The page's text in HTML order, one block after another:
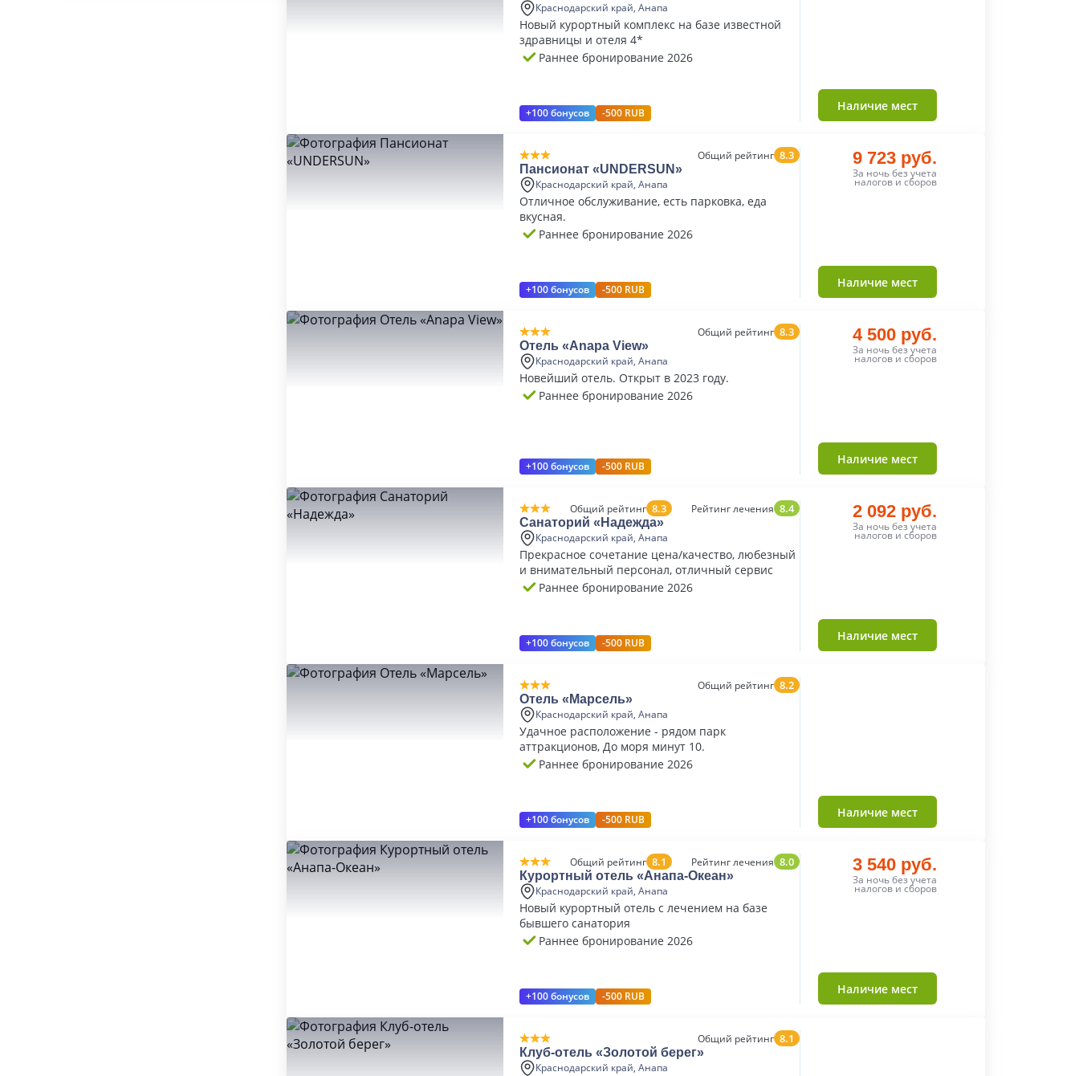
Краснодарский край, Анапа
Новый курортный комплекс на базе известной
здравницы и отеля 4*
Раннее бронирование 2026
+100 бонусов -500 RUB Наличие мест
Общий рейтинг 8.3
Пансионат «UNDERSUN»
Краснодарский край, Анапа
Отличное обслуживание, есть парковка, еда
вкусная.
Раннее бронирование 2026
+100 бонусов -500 RUB
9 723 руб.
За ночь без учета
налогов и сборов
Наличие мест
Общий рейтинг 8.3
Отель «Anapa View»
Краснодарский край, Анапа
Новейший отель. Открыт в 2023 году.
Раннее бронирование 2026
+100 бонусов -500 RUB
4 500 руб.
За ночь без учета
налогов и сборов
Наличие мест
Общий рейтинг 8.3 Рейтинг лечения 8.4
Санаторий «Надежда»
Краснодарский край, Анапа
Прекрасное сочетание цена/качество, любезный
и внимательный персонал, отличный сервис
Раннее бронирование 2026
+100 бонусов -500 RUB
2 092 руб.
За ночь без учета
налогов и сборов
Наличие мест
Общий рейтинг 8.2
Отель «Марсель»
Краснодарский край, Анапа
Удачное расположение - рядом парк
аттракционов, До моря минут 10.
Раннее бронирование 2026
+100 бонусов -500 RUB Наличие мест
Общий рейтинг 8.1 Рейтинг лечения 8.0
Курортный отель «Анапа-Океан»
Краснодарский край, Анапа
Новый курортный отель с лечением на базе
бывшего санатория
Раннее бронирование 2026
+100 бонусов -500 RUB
3 540 руб.
За ночь без учета
налогов и сборов
Наличие мест
Общий рейтинг 8.1
Клуб-отель «Золотой берег»
Краснодарский край, Анапа